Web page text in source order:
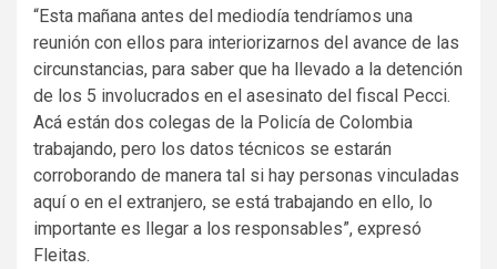
“Esta mañana antes del mediodía tendríamos una
reunión con ellos para interiorizarnos del avance de las
circunstancias, para saber que ha llevado a la detención
de los 5 involucrados en el asesinato del fiscal Pecci.
Acá están dos colegas de la Policía de Colombia
trabajando, pero los datos técnicos se estarán
corroborando de manera tal si hay personas vinculadas
aquí o en el extranjero, se está trabajando en ello, lo
importante es llegar a los responsables”, expresó
Fleitas.